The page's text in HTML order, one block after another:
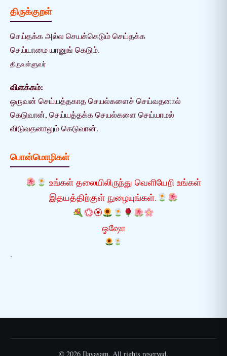
திருக்குறள்
செய்தக்க அல்ல செயக்கெடும் செய்தக்க
செய்யாமை யானுங் கெடும்.
திருவள்ளுவர்
விளக்கம்:
ஒருவன் செய்யத்தகாத செயல்களைச் செய்வதனால்
கெடுவான், செய்யத்தக்க செயல்களை செய்யாமல்
விடுவதனாலும் கெடுவான்.
பொன்மொழிகள்
உங்கள் தலையிலிருந்து வெளியேறி உங்கள்
இதயத்திற்குள் நுழையுங்கள்.
🏵
ஓஷோ
.
© 2026 Ilavasam. All rights reserved.